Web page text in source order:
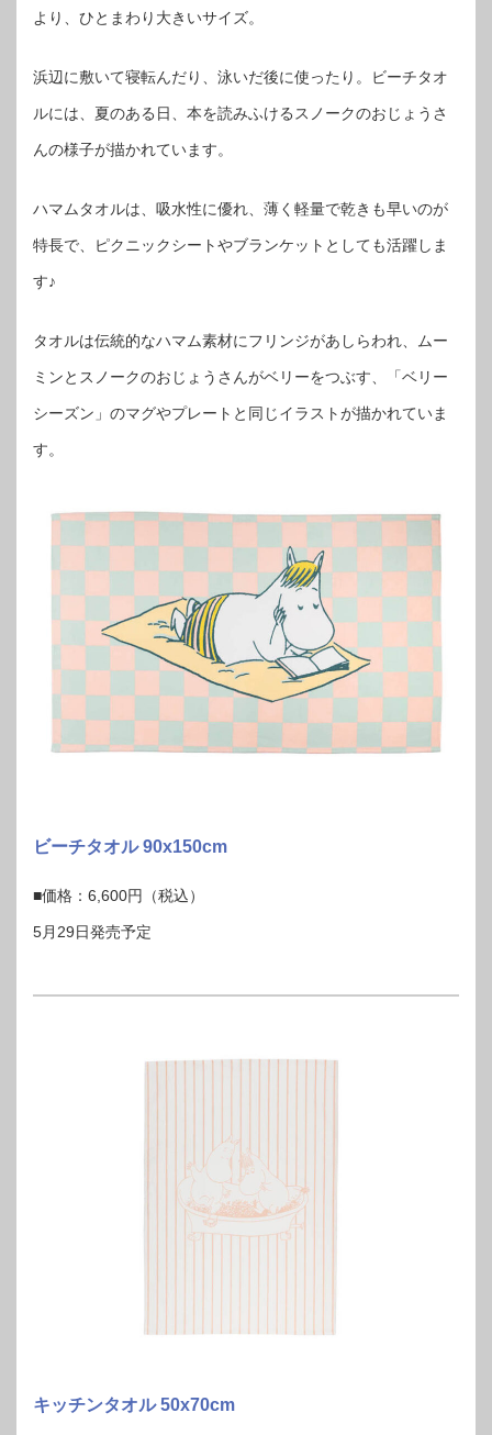
より、ひとまわり大きいサイズ。
浜辺に敷いて寝転んだり、泳いだ後に使ったり。ビーチタオ
ルには、夏のある日、本を読みふけるスノークのおじょうさ
んの様子が描かれています。
ハマムタオルは、吸水性に優れ、薄く軽量で乾きも早いのが
特長で、ピクニックシートやブランケットとしても活躍しま
す♪
タオルは伝統的なハマム素材にフリンジがあしらわれ、ムー
ミンとスノークのおじょうさんがベリーをつぶす、「ベリー
シーズン」のマグやプレートと同じイラストが描かれていま
す。
ビーチタオル 90x150cm
■価格：6,600円（税込）
5月29日発売予定
キッチンタオル 50x70cm